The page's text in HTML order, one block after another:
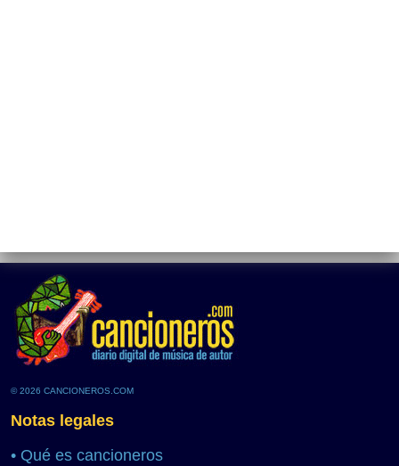
© 2026 CANCIONEROS.COM
Notas legales
• Qué es cancioneros